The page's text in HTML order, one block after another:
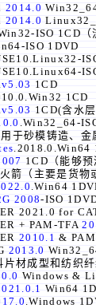
2014.0
2014.0
ISO 1CD（
ISO 1DVD
v5.03 1CD
1CD
v5.03 1CD(含水
.Win32_64-
造、金属模铸
.2018.0.Win64
1CD（能够
要是货物或飞
.Win64
2008-ISO 1D
2021.0 for
+ PAM-TFA
2010.1 &
2013.0
织纤维成型等
Windows &
Win64
.Windows